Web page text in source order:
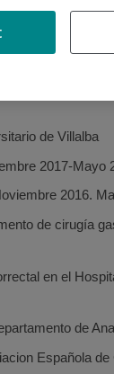
Hospital
de Cuello y
de Villalba
2017-Mayo
2016.
de cirugía
en el
de
Española